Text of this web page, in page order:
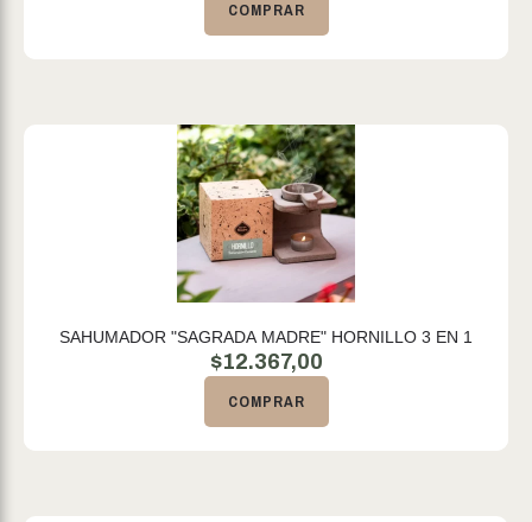
COMPRAR
SAHUMADOR "SAGRADA MADRE" HORNILLO 3 EN 1
$12.367,00
COMPRAR